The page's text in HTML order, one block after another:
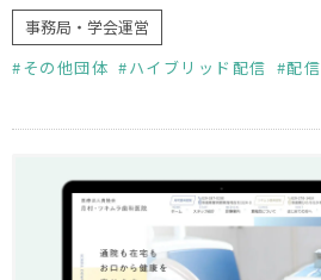
事務局・学会運営
その他団体
ハイブリッド配信
配信